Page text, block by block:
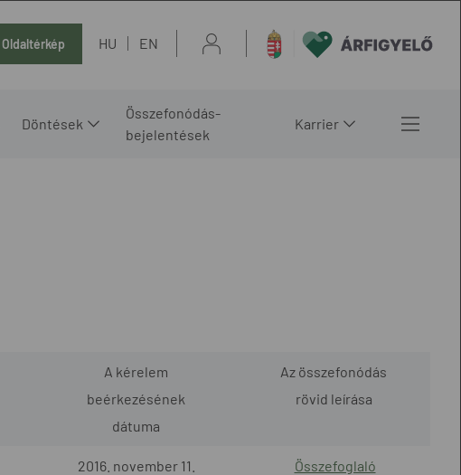
Oldaltérkép HU EN
Döntések
Összefonódás-
bejelentések
Karrier
A kérelem
beérkezésének
dátuma
Az összefonódás
rövid leírása
2016. november 11. Összefoglaló